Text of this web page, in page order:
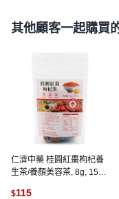
其他顧客一起購買
仁濟中藥 桂圓紅棗枸杞養
生茶/養顏美容茶, 8g, 15包,
$115